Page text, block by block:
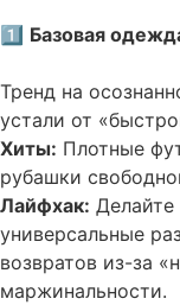
1️⃣ Базовая
Тренд на
устали от
Хиты: Плотные
рубашки
Лайфхак: Делайте
универсальные
возвратов из-за
маржинальности.